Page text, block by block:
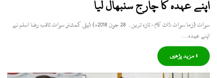
اپنے عہدہ کا چارج سنبھال لیا
سوات (زما سوات ڈاٹ کام ، تازہ ترین۔ 28 جون 2018ء) ڈپٹی کمشنر سوات ثاقب رضا اسلم نے
اپنے عہدہ…
» مزید پڑھیں